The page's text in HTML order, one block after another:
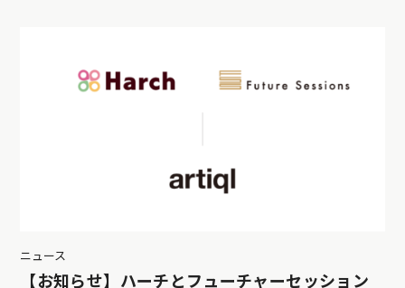
ニュース
【お知らせ】ハーチとフューチャーセッション